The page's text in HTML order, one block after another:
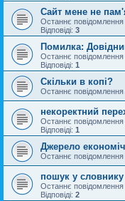
Сайт мене не
Останнє повідомлення
Відповіді: 3
Помилка:
Останнє повідомлення
Відповіді: 1
Скільки в копі?
Останнє повідомлення
некоректний
Останнє повідомлення
Відповіді: 1
Джерело
Останнє повідомлення
пошук у
Останнє повідомлення
Відповіді: 2